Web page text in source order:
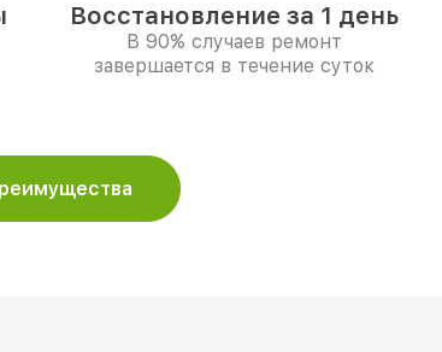
Восстановление за 1 день
В 90% случаев ремонт
завершается в течение суток